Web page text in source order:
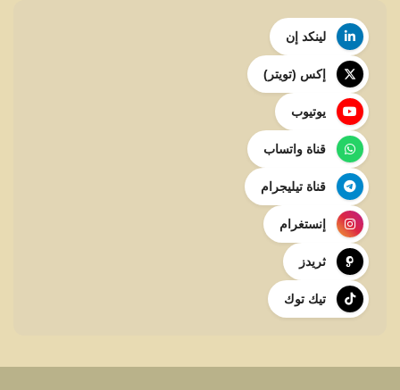
لينكد إن
إكس (تويتر)
يوتيوب
قناة واتساب
قناة تيليجرام
إنستغرام
ثريدز
تيك توك